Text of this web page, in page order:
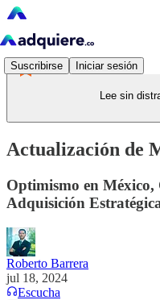
Suscribirse Iniciar sesión
Lee sin
Actualización de
Optimismo en México,
Adquisición
Roberto Barrera
jul 18, 2024
Escucha